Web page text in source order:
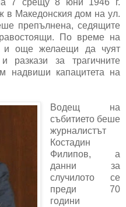
7 срещу 8 юни 1946 г.
в Македонския дом на ул.
препълнена, седящите
По време на
и още желаещи да чуят
разкази за трагичните
надвиши капацитета на
Водещ на
събитието беше
журналистът
Костадин
Филипов, а
данни за
случилото се
преди 70
години